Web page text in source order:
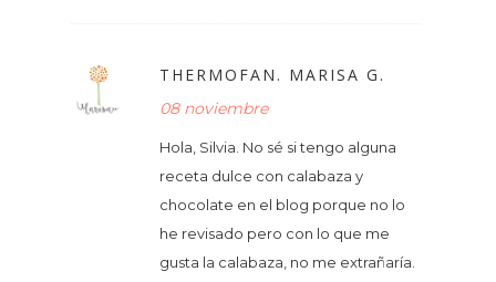
THERMOFAN. MARISA G.
08 noviembre
Hola, Silvia. No sé si tengo alguna
receta dulce con calabaza y
chocolate en el blog porque no lo
he revisado pero con lo que me
gusta la calabaza, no me extrañaría.